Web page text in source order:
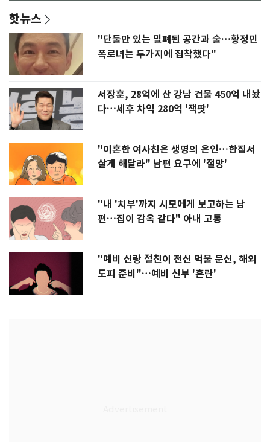
핫뉴스
"단둘만 있는 밀폐된 공간과 술…황정민
폭로녀는 두가지에 집착했다"
서장훈, 28억에 산 강남 건물 450억 내놨
다…세후 차익 280억 '잭팟'
"이혼한 여사친은 생명의 은인…한집서
살게 해달라" 남편 요구에 '절망'
"내 '치부'까지 시모에게 보고하는 남
편…집이 감옥 같다" 아내 고통
"예비 신랑 절친이 전신 먹물 문신, 해외
도피 준비"…예비 신부 '혼란'